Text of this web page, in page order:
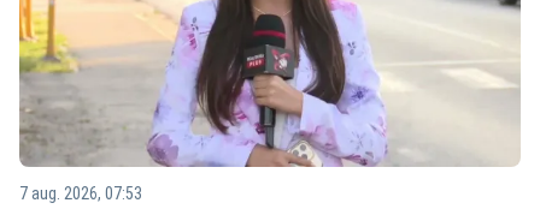
7 aug. 2026, 07:53